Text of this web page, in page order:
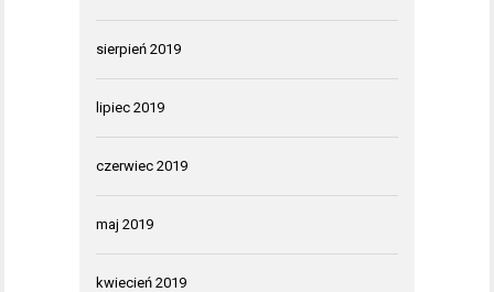
sierpień 2019
lipiec 2019
czerwiec 2019
maj 2019
kwiecień 2019